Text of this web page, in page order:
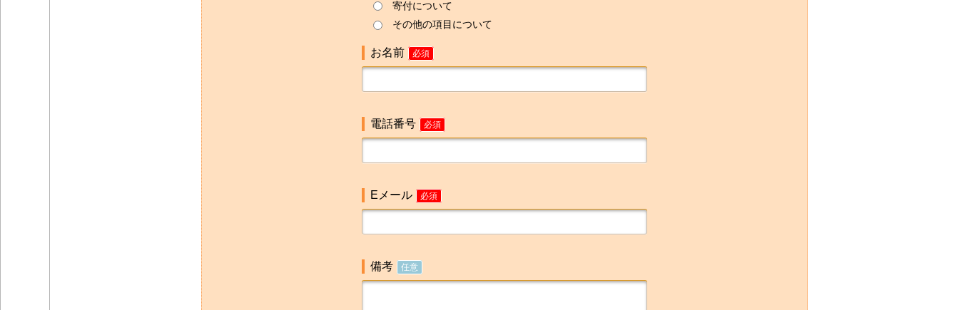
寄付について
その他の項目について
お名前 必須
電話番号 必須
Eメール 必須
備考 任意